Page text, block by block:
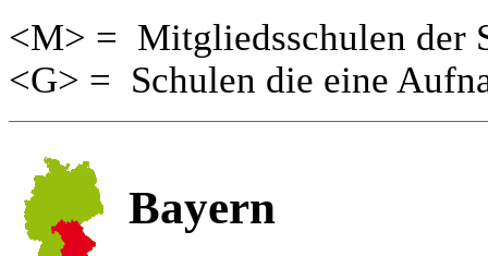
<M> = Mitgliedsschulen der
<G> = Schulen die eine
Bayern